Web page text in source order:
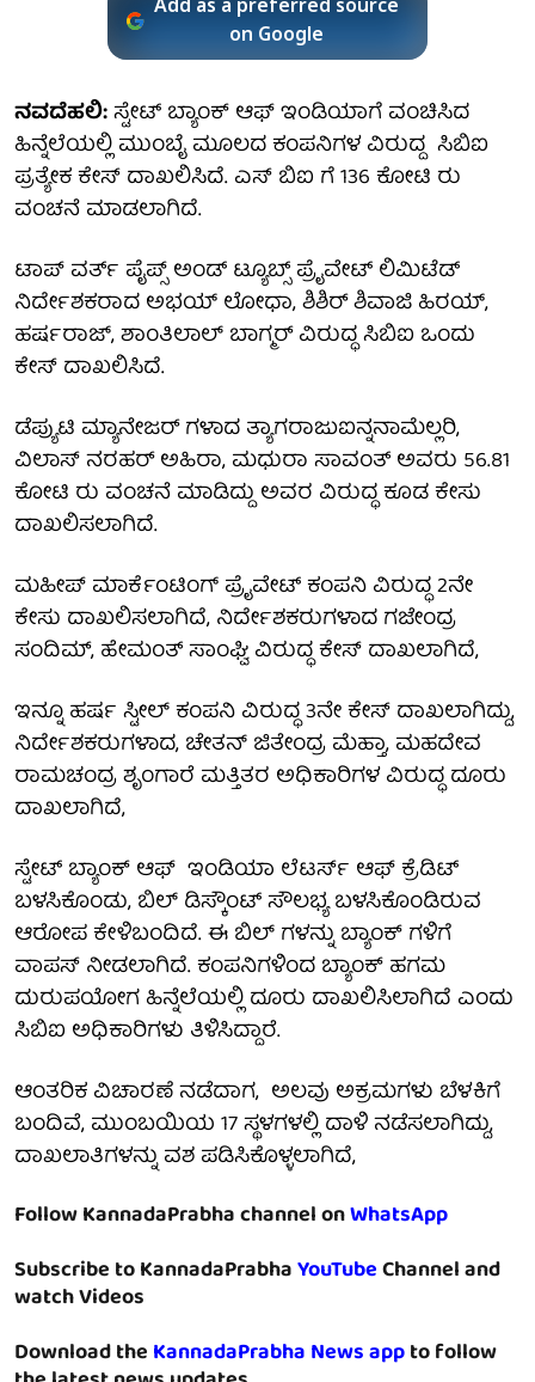
Add as a preferred source
on Google
ನವದೆಹಲಿ:ಸ್ಟೇಟ್ ಬ್ಯಾಂಕ್ ಆಫ್ ಇಂಡಿಯಾಗೆ ವಂಚಿಸಿದ
ಹಿನ್ನೆಲೆಯಲ್ಲಿ ಮುಂಬೈ ಮೂಲದ ಕಂಪನಿಗಳ ವಿರುದ್ದ ಸಿಬಿಐ
ಪ್ರತ್ಯೇಕ ಕೇಸ್ ದಾಖಲಿಸಿದೆ. ಎಸ್ ಬಿಐ ಗೆ 136 ಕೋಟಿ ರು
ವಂಚನೆ ಮಾಡಲಾಗಿದೆ.
ಟಾಪ್ ವರ್ತ್ ಪೈಪ್ಸ್ ಅಂಡ್ ಟ್ಯೂಬ್ಸ್ ಪ್ರೈವೇಟ್ ಲಿಮಿಟೆಡ್
ನಿರ್ದೇಶಕರಾದ ಅಭಯ್ ಲೋಧಾ, ಶಿಶಿರ್ ಶಿವಾಜಿ ಹಿರಯ್,
ಹರ್ಷರಾಜ್, ಶಾಂತಿಲಾಲ್ ಬಾಗ್ಮರ್ ವಿರುದ್ಧ ಸಿಬಿಐ ಒಂದು
ಕೇಸ್ ದಾಖಲಿಸಿದೆ.
ಡೆಪ್ಯುಟಿ ಮ್ಯಾನೇಜರ್ ಗಳಾದ ತ್ಯಾಗರಾಜುಐನ್ನನಾಮೆಲ್ಲರಿ,
ವಿಲಾಸ್ ನರಹರ್ ಅಹಿರಾ, ಮಧುರಾ ಸಾವಂತ್ ಅವರು 56.81
ಕೋಟಿ ರು ವಂಚನೆ ಮಾಡಿದ್ದು ಅವರ ವಿರುದ್ಧ ಕೂಡ ಕೇಸು
ದಾಖಲಿಸಲಾಗಿದೆ.
ಮಹೀಪ್ ಮಾರ್ಕೆಂಟಿಂಗ್ ಪ್ರೈವೇಟ್ ಕಂಪನಿ ವಿರುದ್ಧ 2ನೇ
ಕೇಸು ದಾಖಲಿಸಲಾಗಿದೆ, ನಿರ್ದೇಶಕರುಗಳಾದ ಗಜೇಂದ್ರ
ಸಂದಿಮ್, ಹೇಮಂತ್ ಸಾಂಘ್ವಿ ವಿರುದ್ಧ ಕೇಸ್ ದಾಖಲಾಗಿದೆ,
ಇನ್ನೂ ಹರ್ಷ ಸ್ಟೀಲ್ ಕಂಪನಿ ವಿರುದ್ಧ 3ನೇ ಕೇಸ್ ದಾಖಲಾಗಿದ್ದು,
ನಿರ್ದೇಶಕರುಗಳಾದ, ಚೇತನ್ ಜಿತೇಂದ್ರ ಮೆಹ್ತಾ, ಮಹದೇವ
ರಾಮಚಂದ್ರ ಶೃಂಗಾರೆ ಮತ್ತಿತರ ಅಧಿಕಾರಿಗಳ ವಿರುದ್ಧ ದೂರು
ದಾಖಲಾಗಿದೆ,
ಸ್ಟೇಟ್ ಬ್ಯಾಂಕ್ ಆಫ್ ಇಂಡಿಯಾ ಲೆಟರ್ಸ್ ಆಫ್ ಕ್ರೆಡಿಟ್
ಬಳಸಿಕೊಂಡು, ಬಿಲ್ ಡಿಸ್ಕೌಂಟ್ ಸೌಲಭ್ಯ ಬಳಸಿಕೊಂಡಿರುವ
ಆರೋಪ ಕೇಳಿಬಂದಿದೆ. ಈ ಬಿಲ್ ಗಳನ್ನು ಬ್ಯಾಂಕ್ ಗಳಿಗೆ
ವಾಪಸ್ ನೀಡಲಾಗಿದೆ. ಕಂಪನಿಗಳಿಂದ ಬ್ಯಾಂಕ್ ಹಗಮ
ದುರುಪಯೋಗ ಹಿನ್ನೆಲೆಯಲ್ಲಿ ದೂರು ದಾಖಲಿಸಿಲಾಗಿದೆ ಎಂದು
ಸಿಬಿಐ ಅಧಿಕಾರಿಗಳು ತಿಳಿಸಿದ್ದಾರೆ.
ಆಂತರಿಕ ವಿಚಾರಣೆ ನಡೆದಾಗ, ಅಲವು ಅಕ್ರಮಗಳು ಬೆಳಕಿಗೆ
ಬಂದಿವೆ, ಮುಂಬಯಿಯ 17 ಸ್ಥಳಗಳಲ್ಲಿ ದಾಳಿ ನಡೆಸಲಾಗಿದ್ದು,
ದಾಖಲಾತಿಗಳನ್ನು ವಶ ಪಡಿಸಿಕೊಳ್ಳಲಾಗಿದೆ,
Follow KannadaPrabha channel onWhatsApp
Subscribe to KannadaPrabhaYouTubeChannel and
watch Videos
Download theKannadaPrabha News appto follow